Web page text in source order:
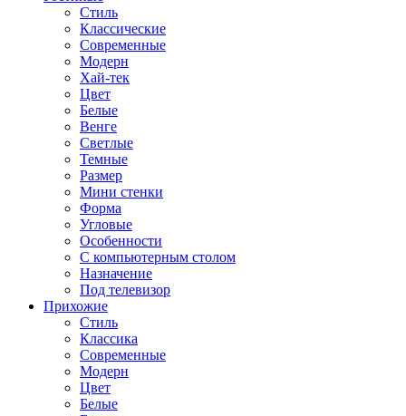
Стиль
Классические
Современные
Модерн
Хай-тек
Цвет
Белые
Венге
Светлые
Темные
Размер
Мини стенки
Форма
Угловые
Особенности
С компьютерным столом
Назначение
Под телевизор
Прихожие
Стиль
Классика
Современные
Модерн
Цвет
Белые